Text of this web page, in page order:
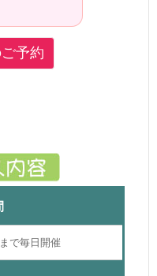
予約
で毎日開催